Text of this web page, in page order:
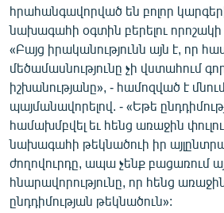
«Ազատության» բոլոր կայքերը
հրահանգավորված են բոլոր
նախագահի օգտին բերելու
«Բայց իրականությունն այն է, որ
մեծամասնությունը չի վստահում
իշխանությանը», - համոզված է
պայմանավորելով. - «Եթե
համախմբվել եւ հենց առաջին
նախագահի թեկնածուի իր
ժողովուրդը, ապա չենք բացառում
հնարավորությունը, որ հենց
ընդդիմության թեկնածուն»: